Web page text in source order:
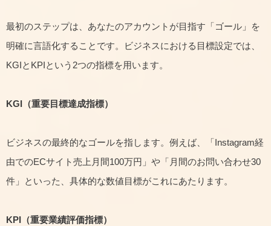
最初のステップは、あなたのアカウントが目指す「ゴール」を
明確に言語化することです。ビジネスにおける目標設定では、
KGIとKPIという2つの指標を用います。
KGI （重要目標達成指標）
ビジネスの最終的なゴールを指します。例えば、「Instagram経
由でのECサイト売上月間100万円」や「月間のお問い合わせ30
件」といった、具体的な数値目標がこれにあたります。
KPI （重要業績評価指標）